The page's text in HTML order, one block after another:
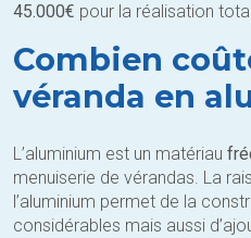
45.000€ pour la réalisation
Combien
véranda en
L’aluminium est un matériau
menuiserie de vérandas. La
l’aluminium permet de la
considérables mais aussi